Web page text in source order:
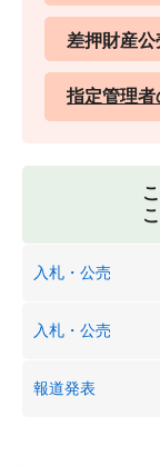
差押財産公
指定管理者
入札・公売
入札・公売
報道発表